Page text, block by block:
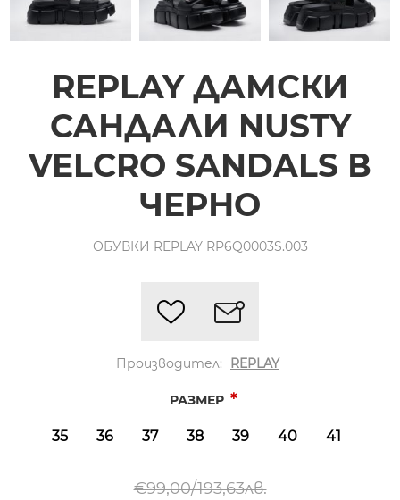
REPLAY ДАМСКИ
САНДАЛИ NUSTY
VELCRO SANDALS В
ЧЕРНО
ОБУВКИ REPLAY RP6Q0003S.003
Производител: REPLAY
РАЗМЕР *
35 36 37 38 39 40 41
€99,00/193,63лв.